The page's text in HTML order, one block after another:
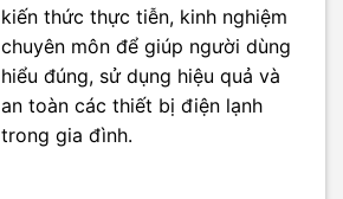
kiến thức thực tiễn, kinh nghiệm
chuyên môn để giúp người dùng
hiểu đúng, sử dụng hiệu quả và
an toàn các thiết bị điện lạnh
trong gia đình.